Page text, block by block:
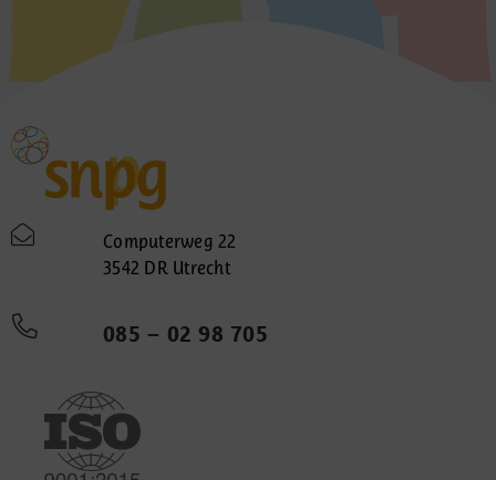
Computerweg 22
3542 DR Utrecht
085 – 02 98 705